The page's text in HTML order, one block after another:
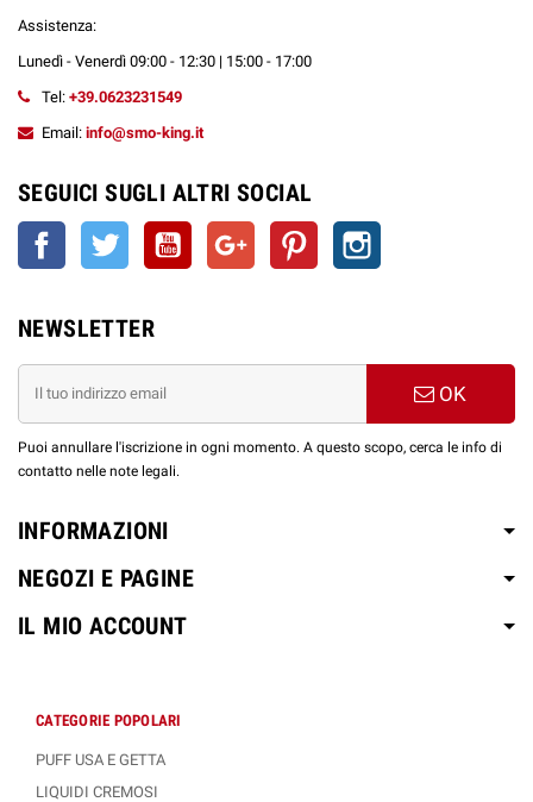
Assistenza:
Lunedì - Venerdì 09:00 - 12:30 | 15:00 - 17:00
Tel: +39.0623231549
Email: info@smo-king.it
SEGUICI SUGLI ALTRI SOCIAL
Facebook Twitter YouTube Google+ Pinterest
NEWSLETTER
OK
Puoi annullare l'iscrizione in ogni momento. A questo scopo, cerca le info di
contatto nelle note legali.
INFORMAZIONI
NEGOZI E PAGINE
IL MIO ACCOUNT
CATEGORIE POPOLARI
PUFF USA E GETTA
LIQUIDI CREMOSI